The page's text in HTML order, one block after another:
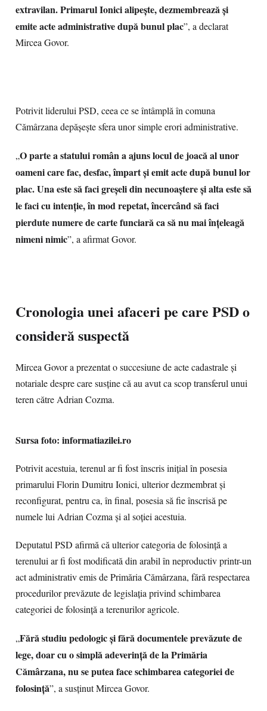
extravilan. Primarul Ionici alipește, dezmembrează și
emite acte administrative după bunul plac”, a declarat
Mircea Govor.
Potrivit liderului PSD, ceea ce se întâmplă în comuna
Cămârzana depășește sfera unor simple erori administrative.
„O parte a statului român a ajuns locul de joacă al unor
oameni care fac, desfac, împart și emit acte după bunul lor
plac. Una este să faci greșeli din necunoaștere și alta este să
le faci cu intenție, în mod repetat, încercând să faci
pierdute numere de carte funciară ca să nu mai înțeleagă
nimeni nimic”, a afirmat Govor.
Cronologia unei afaceri pe care PSD o
consideră suspectă
Mircea Govor a prezentat o succesiune de acte cadastrale și
notariale despre care susține că au avut ca scop transferul unui
teren către Adrian Cozma.
Sursa foto: informatiazilei.ro
Potrivit acestuia, terenul ar fi fost înscris inițial în posesia
primarului Florin Dumitru Ionici, ulterior dezmembrat și
reconfigurat, pentru ca, în final, posesia să fie înscrisă pe
numele lui Adrian Cozma și al soției acestuia.
Deputatul PSD afirmă că ulterior categoria de folosință a
terenului ar fi fost modificată din arabil în neproductiv printr-un
act administrativ emis de Primăria Cămârzana, fără respectarea
procedurilor prevăzute de legislația privind schimbarea
categoriei de folosință a terenurilor agricole.
„Fără studiu pedologic și fără documentele prevăzute de
lege, doar cu o simplă adeverință de la Primăria
Cămârzana, nu se putea face schimbarea categoriei de
folosință”, a susținut Mircea Govor.